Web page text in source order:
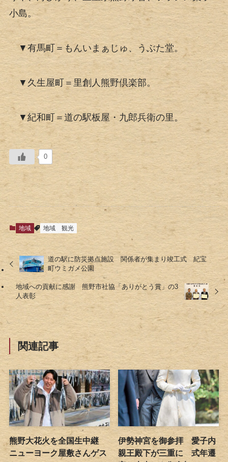
小島。
▼有馬町＝もんいまぁじゅ、うぶた堂。
▼久生屋町＝里創人熊野倶楽部。
▼紀和町＝道の駅板屋・九郎兵衛の里。
0
地域 地域 観光
道の駅に防災拠点施設 関係者が集まり竣工式 紀宝
町ウミガメ公園
地域への貢献に感謝 熊野市社協「ありがとう賞」の3
人表彰
関連記事
熊野大花火を全国生中継
ニューヨーク屋敷さんゲス
伊勢神宮を御参拝 愛子内
親王殿下が三重に 式年遷